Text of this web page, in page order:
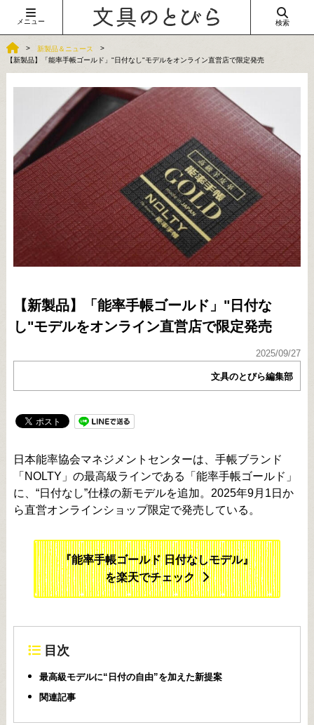
メニュー 検索
新製品＆ニュース
【新製品】「能率手帳ゴールド」"日付なし"モデルをオンライン直営店で限定発売
【新製品】「能率手帳ゴールド」"日付な
し"モデルをオンライン直営店で限定発売
2025/09/27
文具のとびら編集部
日本能率協会マネジメントセンターは、手帳ブランド
「NOLTY」の最高級ラインである「能率手帳ゴールド」
に、“日付なし”仕様の新モデルを追加。2025年9月1日か
ら直営オンラインショップ限定で発売している。
『能率手帳ゴールド 日付なしモデル』
を楽天でチェック
目次
最高級モデルに“日付の自由”を加えた新提案
関連記事